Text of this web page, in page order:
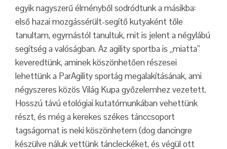
egyik nagyszerű élményből sodródtunk a másikba:
első hazai mozgássérült-segítő kutyaként tőle
tanultam, egymástól tanultuk, mit is jelent a négylábú
segítség a valóságban. Az agility sportba is „miatta”
keveredtünk, aminek köszönhetően részesei
lehettünk a ParAgility sportág megalakításának, ami
négyszeres közös Világ Kupa győzelemhez vezetett.
Hosszú távú etológiai kutatómunkában vehettünk
részt, és még a kerekes székes tánccsoport
tagságomat is neki köszönhetem (dog dancingre
készülve náluk vettünk táncleckéket, és végül ott